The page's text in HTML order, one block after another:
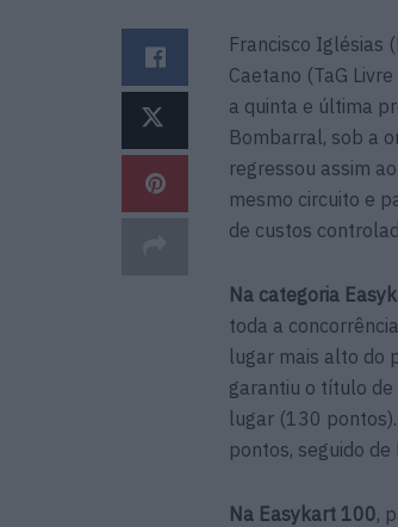
Francisco Iglésias
Caetano (TaG
a quinta e última
Bombarral, sob a
regressou assim
mesmo circuito e
de custos
Na categoria
toda a
lugar mais alto do
garantiu o título
lugar (130
pontos, seguido
Na Easykart 100,